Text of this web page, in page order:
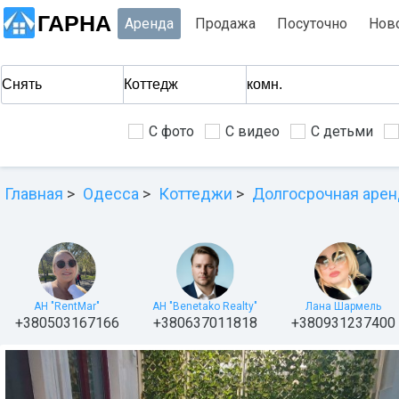
ГАРНА Аренда Продажа Посуточно
С фото С видео С детьми
Главная Одесса Коттеджи Долгосрочная
АН "RentMar"
+380503167166
АН "Benetako Realty"
+380637011818
Лана Шармель
+380931237400